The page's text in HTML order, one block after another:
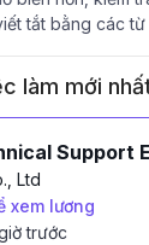
tắt bằng các từ
làm mới
Support
Ltd
xem lương
trước